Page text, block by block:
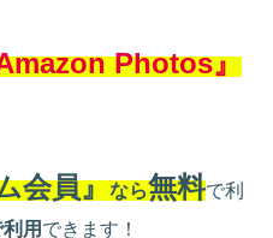
Photos』
会員』なら無料で利
用 できます！